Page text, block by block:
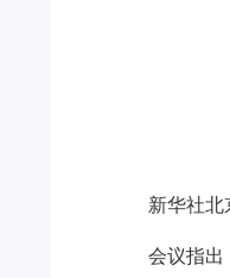
新华社北
会议指出